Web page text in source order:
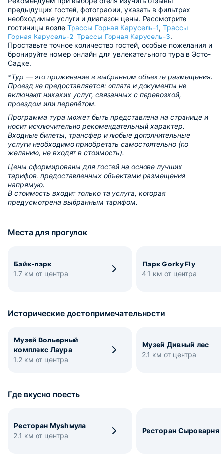
предыдущих гостей, фотографии, указать в фильтрах
необходимые услуги и диапазон цены. Рассмотрите
гостиницы возле Трассы Горная Карусель-1, Трассы
Горная Карусель-2, Трассы Горная Карусель-3.
Проставьте точное количество гостей, особые пожелания и
бронируйте номер онлайн для увлекательного тура в Эсто-
Садке.
*Тур — это проживание в выбранном объекте размещения.
Проезд не предоставляется: оплата и документы не
включают никаких услуг, связанных с перевозкой,
проездом или перелётом.
Программа тура может быть представлена на странице и
носит исключительно рекомендательный характер.
Входные билеты, трансфер и любые дополнительные
услуги необходимо приобретать самостоятельно (по
желанию, не входят в стоимость).
Цены сформированы для гостей на основе лучших
тарифов, предоставленных объектами размещения
напрямую.
В стоимость входит только та услуга, которая
предусмотрена выбранным тарифом.
Места для прогулок
Байк-парк
1.7 км от центра
Парк Gorky Fly
4.1 км от центра
Исторические достопримечательности
Музей Вольерный
комплекс Лаура
1.2 км от центра
Музей Дивный лес
2.1 км от центра
Где вкусно поесть
Ресторан Муshмула
2.1 км от центра
Ресторан Сыроварня